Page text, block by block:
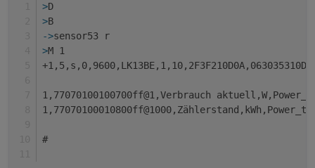
nm(0.0 60.0 0.01 V "DPM Ausgang (V)" 200 2)
nm(0.0 24.0 0.01 C "DPM Ausgang (A)" 200 2)
Aktuelle Leistung{m} %0pwr% W
>M 1
1,010302SSssxxxx@i1:1000,Strom,A,sCur,2
1,010302SSssxxxx@i2:1,Ausgang,,sSwitch,0
1,010302SSssxxxx@i3:1,Temp,°C,tCur,1
>D
>B
->sensor53 r
>M 1
1,77070100100700ff@1,Verbrauch
#